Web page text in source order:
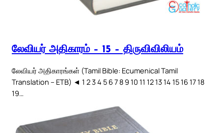
லேவியர் அதிகாரம் – 15 – திருவிவிலியம்
லேவியர் அதிகாரங்கள் (Tamil Bible: Ecumenical Tamil
Translation – ETB) ◄ 1 2 3 4 5 6 7 8 9 10 11 12 13 14 15 16 17 18
19…